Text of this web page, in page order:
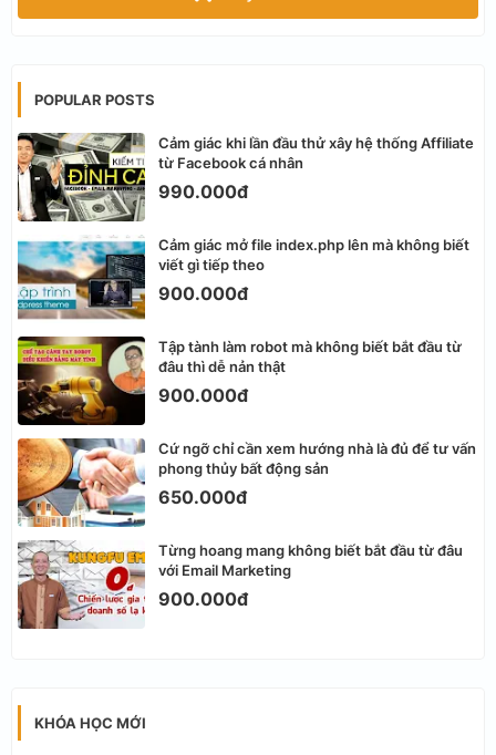
POPULAR POSTS
Cảm giác khi lần đầu thử xây hệ thống Affiliate
từ Facebook cá nhân
990.000đ
Cảm giác mở file index.php lên mà không biết
viết gì tiếp theo
900.000đ
Tập tành làm robot mà không biết bắt đầu từ
đâu thì dễ nản thật
900.000đ
Cứ ngỡ chỉ cần xem hướng nhà là đủ để tư vấn
phong thủy bất động sản
650.000đ
Từng hoang mang không biết bắt đầu từ đâu
với Email Marketing
900.000đ
KHÓA HỌC MỚI